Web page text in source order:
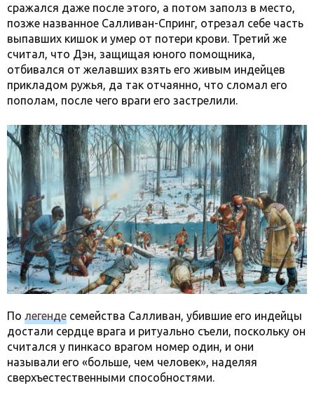
сражался даже после этого, а потом заполз в место,
позже названное Салливан-Спринг, отрезал себе часть
выпавших кишок и умер от потери крови. Третий же
считал, что Дэн, защищая юного помощника,
отбивался от желавших взять его живым индейцев
прикладом ружья, да так отчаянно, что сломал его
пополам, после чего враги его застрелили.
По легенде семейства Салливан, убившие его индейцы
достали сердце врага и ритуально съели, поскольку он
считался у пинкасо врагом номер один, и они
называли его «больше, чем человек», наделяя
сверхъестественными способностями.